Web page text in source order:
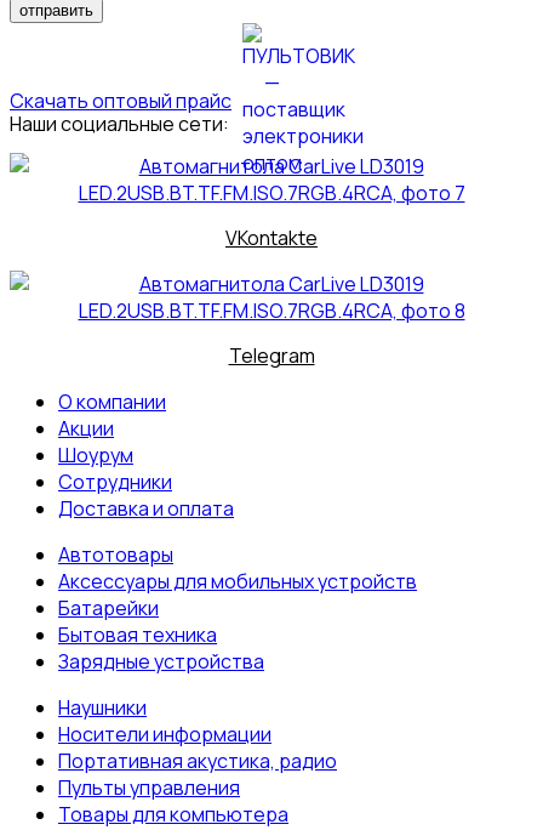
отправить
Скачать оптовый прайс
Наши социальные сети:
VKontakte
Telegram
О компании
Акции
Шоурум
Сотрудники
Доставка и оплата
Автотовары
Аксессуары для мобильных устройств
Батарейки
Бытовая техника
Зарядные устройства
Наушники
Носители информации
Портативная акустика, радио
Пульты управления
Товары для компьютера